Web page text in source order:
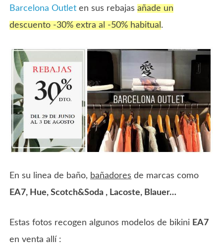
Barcelona Outlet en sus rebajasañade un
descuento -30% extra al -50% habitual .
En su linea de baño, bañadores de marcas como
EA7, Hue, Scotch&Soda , Lacoste, Blauer…
Estas fotos recogen algunos modelos de bikini EA7
en venta allí :